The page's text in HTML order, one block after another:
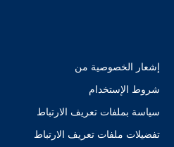
إشعار الخصوصية من
شروط الإستخدام
سياسة بملفات تعريف الارتباط
تفضيلات ملفات تعريف الارتباط